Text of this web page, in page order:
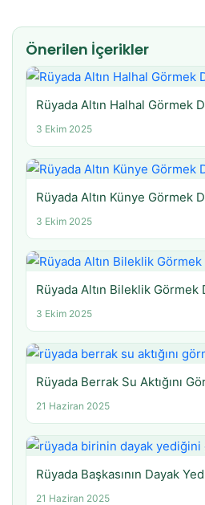
Önerilen İçerikler
Rüyada Altın Halhal Görmek
3 Ekim 2025
Rüyada Altın Künye Görmek
3 Ekim 2025
Rüyada Altın Bileklik Görmek
3 Ekim 2025
Rüyada Berrak Su Aktığını
21 Haziran 2025
Rüyada Başkasının Dayak
21 Haziran 2025